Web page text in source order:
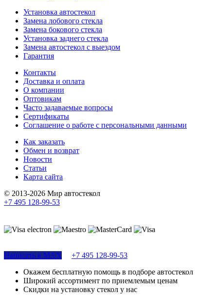
Установка автостекол
Замена лобового стекла
Замена бокового стекла
Установка заднего стекла
Замена автостекол с выездом
Гарантия
Контакты
Доставка и оплата
О компании
Оптовикам
Часто задаваемые вопросы
Сертификаты
Соглашение о работе с персональными данными
Как заказать
Обмен и возврат
Новости
Статьи
Карта сайта
© 2013-2026 Мир автостекол
+7 495 128-99-53
Написать в MAX
+7 495 128-99-53
Окажем бесплатную помощь в подборе автостекол
Широкий ассортимент по приемлемым ценам
Скидки на установку стекол у нас